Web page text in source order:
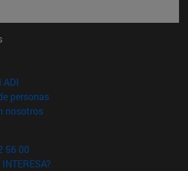
en nueva ventana)
personas(abre en nueva ventana)
nosotros(abre en nueva ventana)
56 00